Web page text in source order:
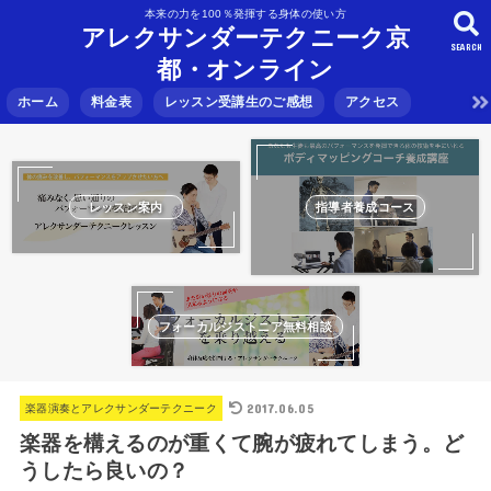
本来の力を100％発揮する身体の使い方
アレクサンダーテクニーク京
都・オンライン
SEARCH
ホーム 料金表 レッスン受講生のご感想 アクセス
レッスン案内 指導者養成コース
フォーカルジストニア無料相談
楽器演奏とアレクサンダーテクニーク 2017.06.05
楽器を構えるのが重くて腕が疲れてしまう。ど
うしたら良いの？